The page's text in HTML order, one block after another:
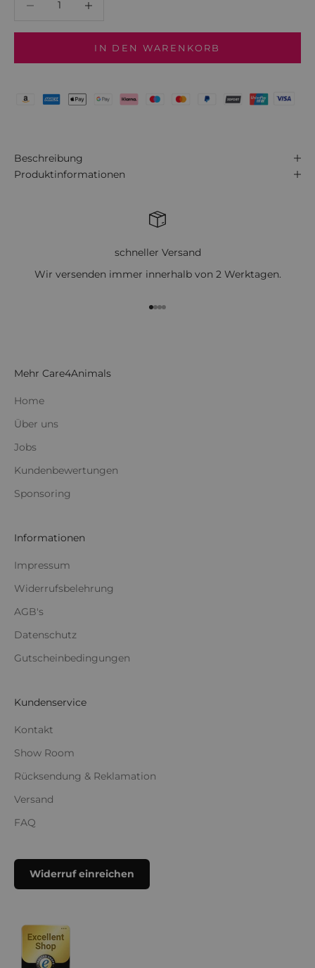
IN DEN WARENKORB
Beschreibung
Produktinformationen
schneller Versand
Wir versenden immer innerhalb von 2 Werktagen.
Gehe zu Element 1
Gehe zu Element 2
Gehe zu Element 3
Gehe zu Element 4
Mehr Care4Animals
Home
Über uns
Jobs
Kundenbewertungen
Sponsoring
Informationen
Impressum
Widerrufsbelehrung
AGB's
Datenschutz
Gutscheinbedingungen
Kundenservice
Kontakt
Show Room
Rücksendung & Reklamation
Versand
FAQ
Widerruf einreichen